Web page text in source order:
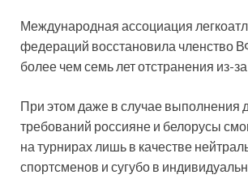
Международная ассоциация
федераций восстановила членство
более чем семь лет отстранения из-
При этом даже в случае выполнения
требований россияне и белорусы
на турнирах лишь в качестве
спортсменов и сугубо в